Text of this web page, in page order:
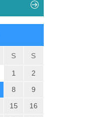
S S
1
2
8
9
15
16